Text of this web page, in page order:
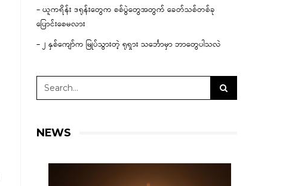
– ယူကရိန်း ဒရုန်းတွေက စစ်ပွဲတွေအတွက် ခေတ်သစ်တစ်ခု
ပြောင်းစေမလား
– ၂ နှစ်ကျော်က မြုပ်သွားတဲ့ ရုရှား သင်္ဘောမှာ ဘာတွေပါသလဲ
NEWS